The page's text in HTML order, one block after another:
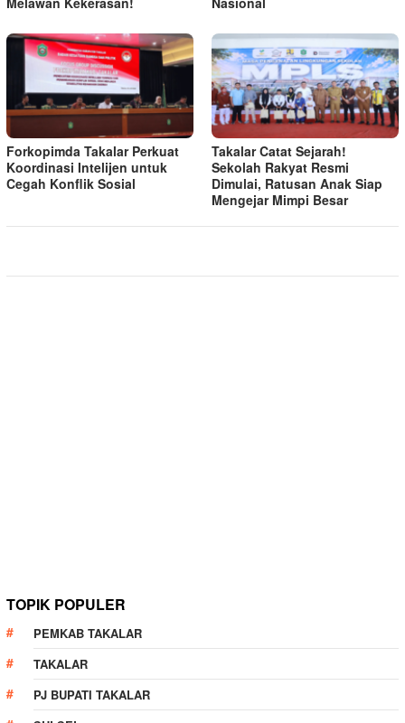
Forkopimda Takalar Perkuat
Koordinasi Intelijen untuk
Cegah Konflik Sosial
Takalar Catat Sejarah!
Sekolah Rakyat Resmi
Dimulai, Ratusan Anak Siap
Mengejar Mimpi Besar
TOPIK POPULER
PEMKAB TAKALAR
TAKALAR
PJ BUPATI TAKALAR